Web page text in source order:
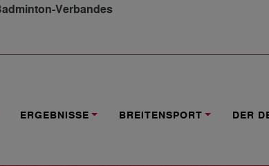
Verbandes
ERGEBNISSE BREITENSPORT DER